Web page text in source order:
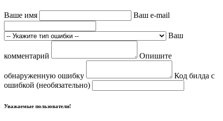
Ваше имя Ваш e-mail
Ваш
комментарий Опишите
обнаруженную ошибку
Код билда с
ошибкой (необязательно)
Уважаемые пользователи!